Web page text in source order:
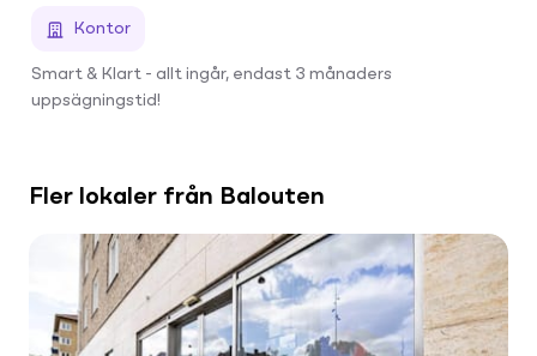
Kontor
Smart & Klart - allt ingår, endast 3 månaders
uppsägningstid!
Fler lokaler från Balouten